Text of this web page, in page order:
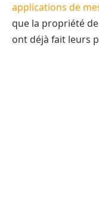
applications de
que la propriété
ont déjà fait leurs